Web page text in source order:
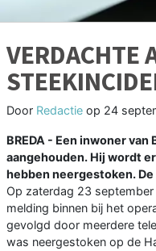
VERDACHTE
Door Redactie op 24
BREDA - Een inwoner
aangehouden. Hij wordt
hebben neergestoken.
Op zaterdag 23
melding binnen bij het
gevolgd door meerdere
was neergestoken op de